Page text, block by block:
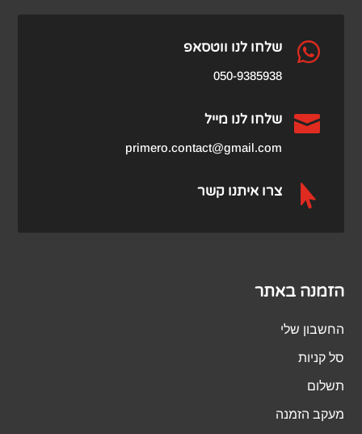
 שלחו לנו ווטסאפ
050-9385938
 שלחו לנו מייל
primero.contact@gmail.com
 צרו איתנו קשר
הזמנה באתר
החשבון שלי
סל קניות
תשלום
מעקב הזמנה